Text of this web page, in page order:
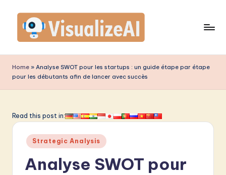
content
is
u
li
A
Home » Analyse SWOT pour les startups : un guide étape par étape
pour les débutants afin de lancer avec succès
Read this post in:
Posted
in
Strategic Analysis
Analyse SWOT pour